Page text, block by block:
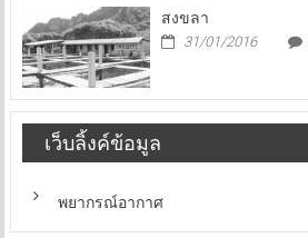
สงขลา
31/01/2016
เว็บลิ้งค์ข้อมูล
พยากรณ์อากาศ